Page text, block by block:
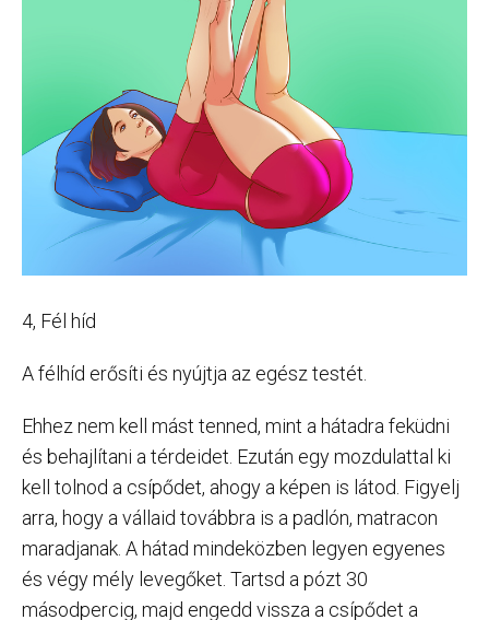
4, Fél híd
A félhíd erősíti és nyújtja az egész testét.
Ehhez nem kell mást tenned, mint a hátadra feküdni
és behajlítani a térdeidet. Ezután egy mozdulattal ki
kell tolnod a csípődet, ahogy a képen is látod. Figyelj
arra, hogy a vállaid továbbra is a padlón, matracon
maradjanak. A hátad mindeközben legyen egyenes
és végy mély levegőket. Tartsd a pózt 30
másodpercig, majd engedd vissza a csípődet a